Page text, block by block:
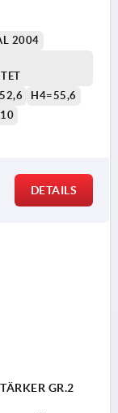
2004
H4=55,6
DETAILS
GR.2